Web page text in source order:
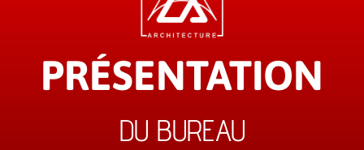
PRÉSENTATION
DU BUREAU